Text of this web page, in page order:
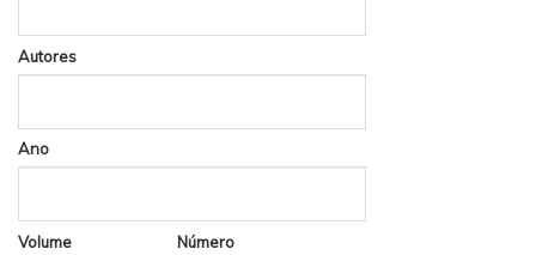
Autores
Ano
Volume Número